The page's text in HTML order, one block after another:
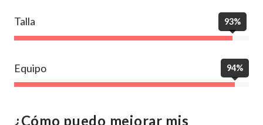
Talla 93%
Equipo 94%
¿Cómo puedo mejorar mis